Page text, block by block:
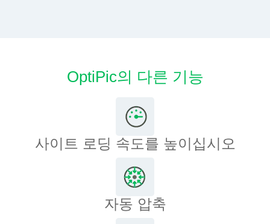
OptiPic의 다른 기능
사이트 로딩 속도를 높이십시오
자동 압축